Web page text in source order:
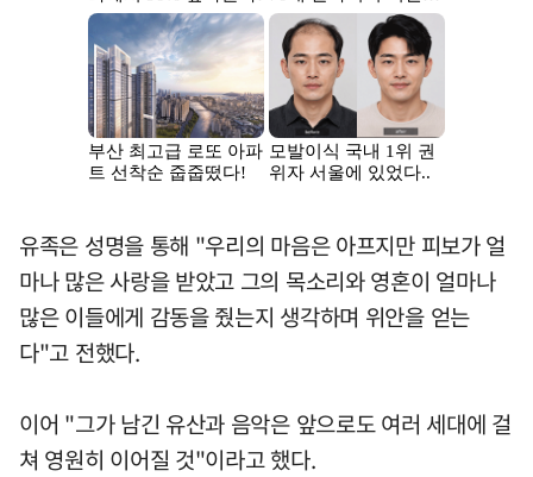
유족은 성명을 통해 "우리의 마음은 아프지만 피보가 얼
마나 많은 사랑을 받았고 그의 목소리와 영혼이 얼마나
많은 이들에게 감동을 줬는지 생각하며 위안을 얻는
다"고 전했다.
이어 "그가 남긴 유산과 음악은 앞으로도 여러 세대에 걸
쳐 영원히 이어질 것"이라고 했다.